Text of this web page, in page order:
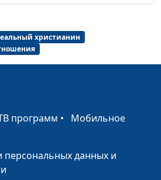
Павел Жуков,
священнослужитель
и
священнослужитель
в
Вениамин Дашкевич,
христианин
программ • Мобильное
персональных данных и